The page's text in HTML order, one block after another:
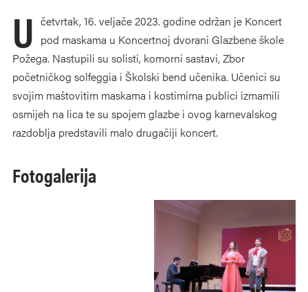
U četvrtak, 16. veljače 2023. godine održan je Koncert
pod maskama u Koncertnoj dvorani Glazbene škole
Požega. Nastupili su solisti, komorni sastavi, Zbor
početničkog solfeggia i Školski bend učenika. Učenici su
svojim maštovitim maskama i kostimima publici izmamili
osmijeh na lica te su spojem glazbe i ovog karnevalskog
razdoblja predstavili malo drugačiji koncert.
Fotogalerija